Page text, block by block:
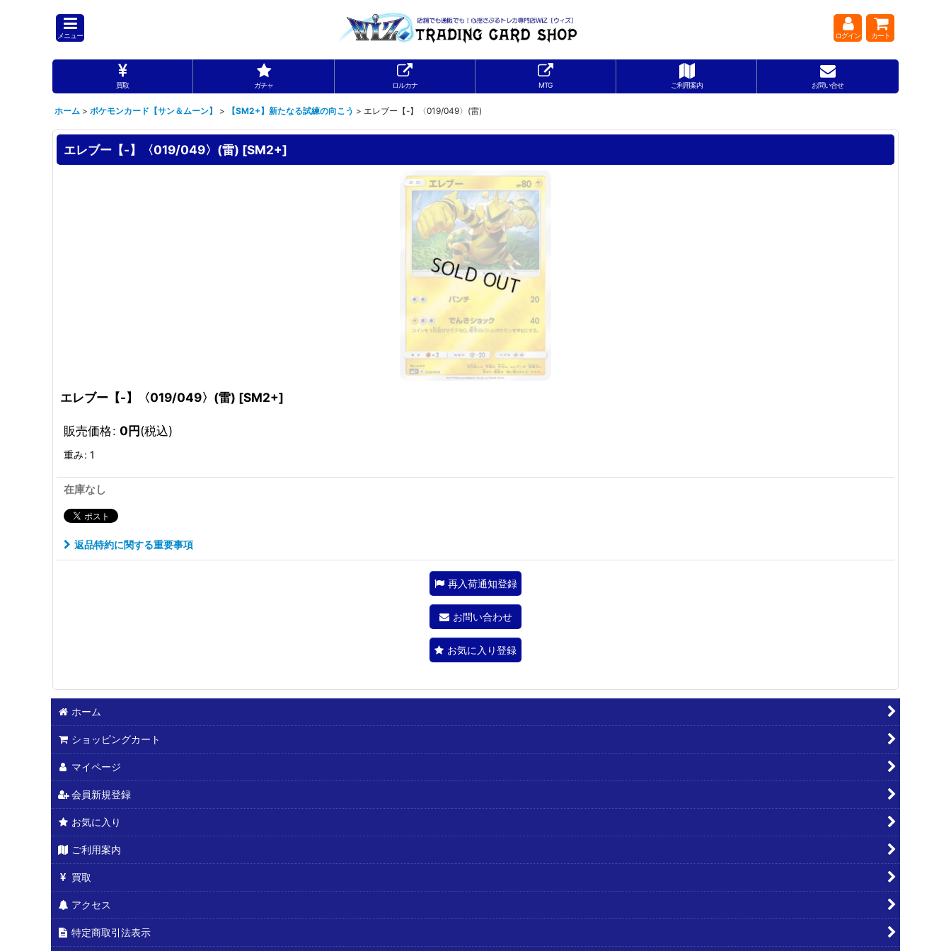
メニュー ログイン カート
買取 ガチャ ロルカナ MTG ご利用案内 お問い合せ
ホーム > ポケモンカード【サン＆ムーン】 > 【SM2+】新たなる試練の向こう > エレブー【-】〈019/049〉(雷)
エレブー【-】〈019/049〉(雷) [SM2+]
エレブー【-】〈019/049〉(雷) [SM2+]
販売価格: 0円(税込)
重み: 1
在庫なし
返品特約に関する重要事項
再入荷通知登録
お問い合わせ
お気に入り登録
ホーム
ショッピングカート
マイページ
会員新規登録
お気に入り
ご利用案内
買取
アクセス
特定商取引法表示